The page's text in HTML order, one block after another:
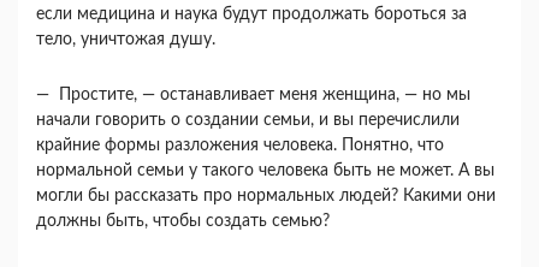
если медицина и наука будут продол­жать бороться за
тело, уничтожая душу.
— Простите, — останавливает меня женщи­на, — но мы
начали говорить о создании семьи, и вы перечислили
крайние формы разложения чело­века. Понятно, что
нормальной семьи у такого че­ловека быть не может. А вы
могли бы рассказать про нормальных людей? Какими они
должны быть, чтобы создать семью?